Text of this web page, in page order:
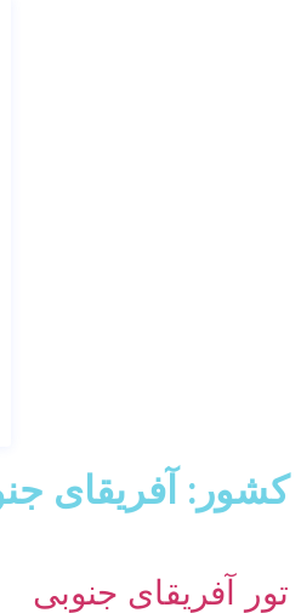
کشور: آفریقای
تور آفریقای جنوبی